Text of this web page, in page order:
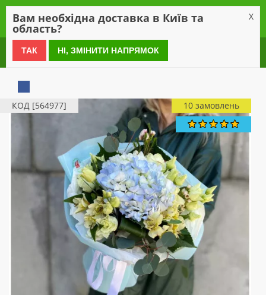
0 800 21 54 55
КОД [564977] 10 замовлень
Вам необхідна доставка в Київ та
область?
X
ТАК НІ, ЗМІНИТИ НАПРЯМОК